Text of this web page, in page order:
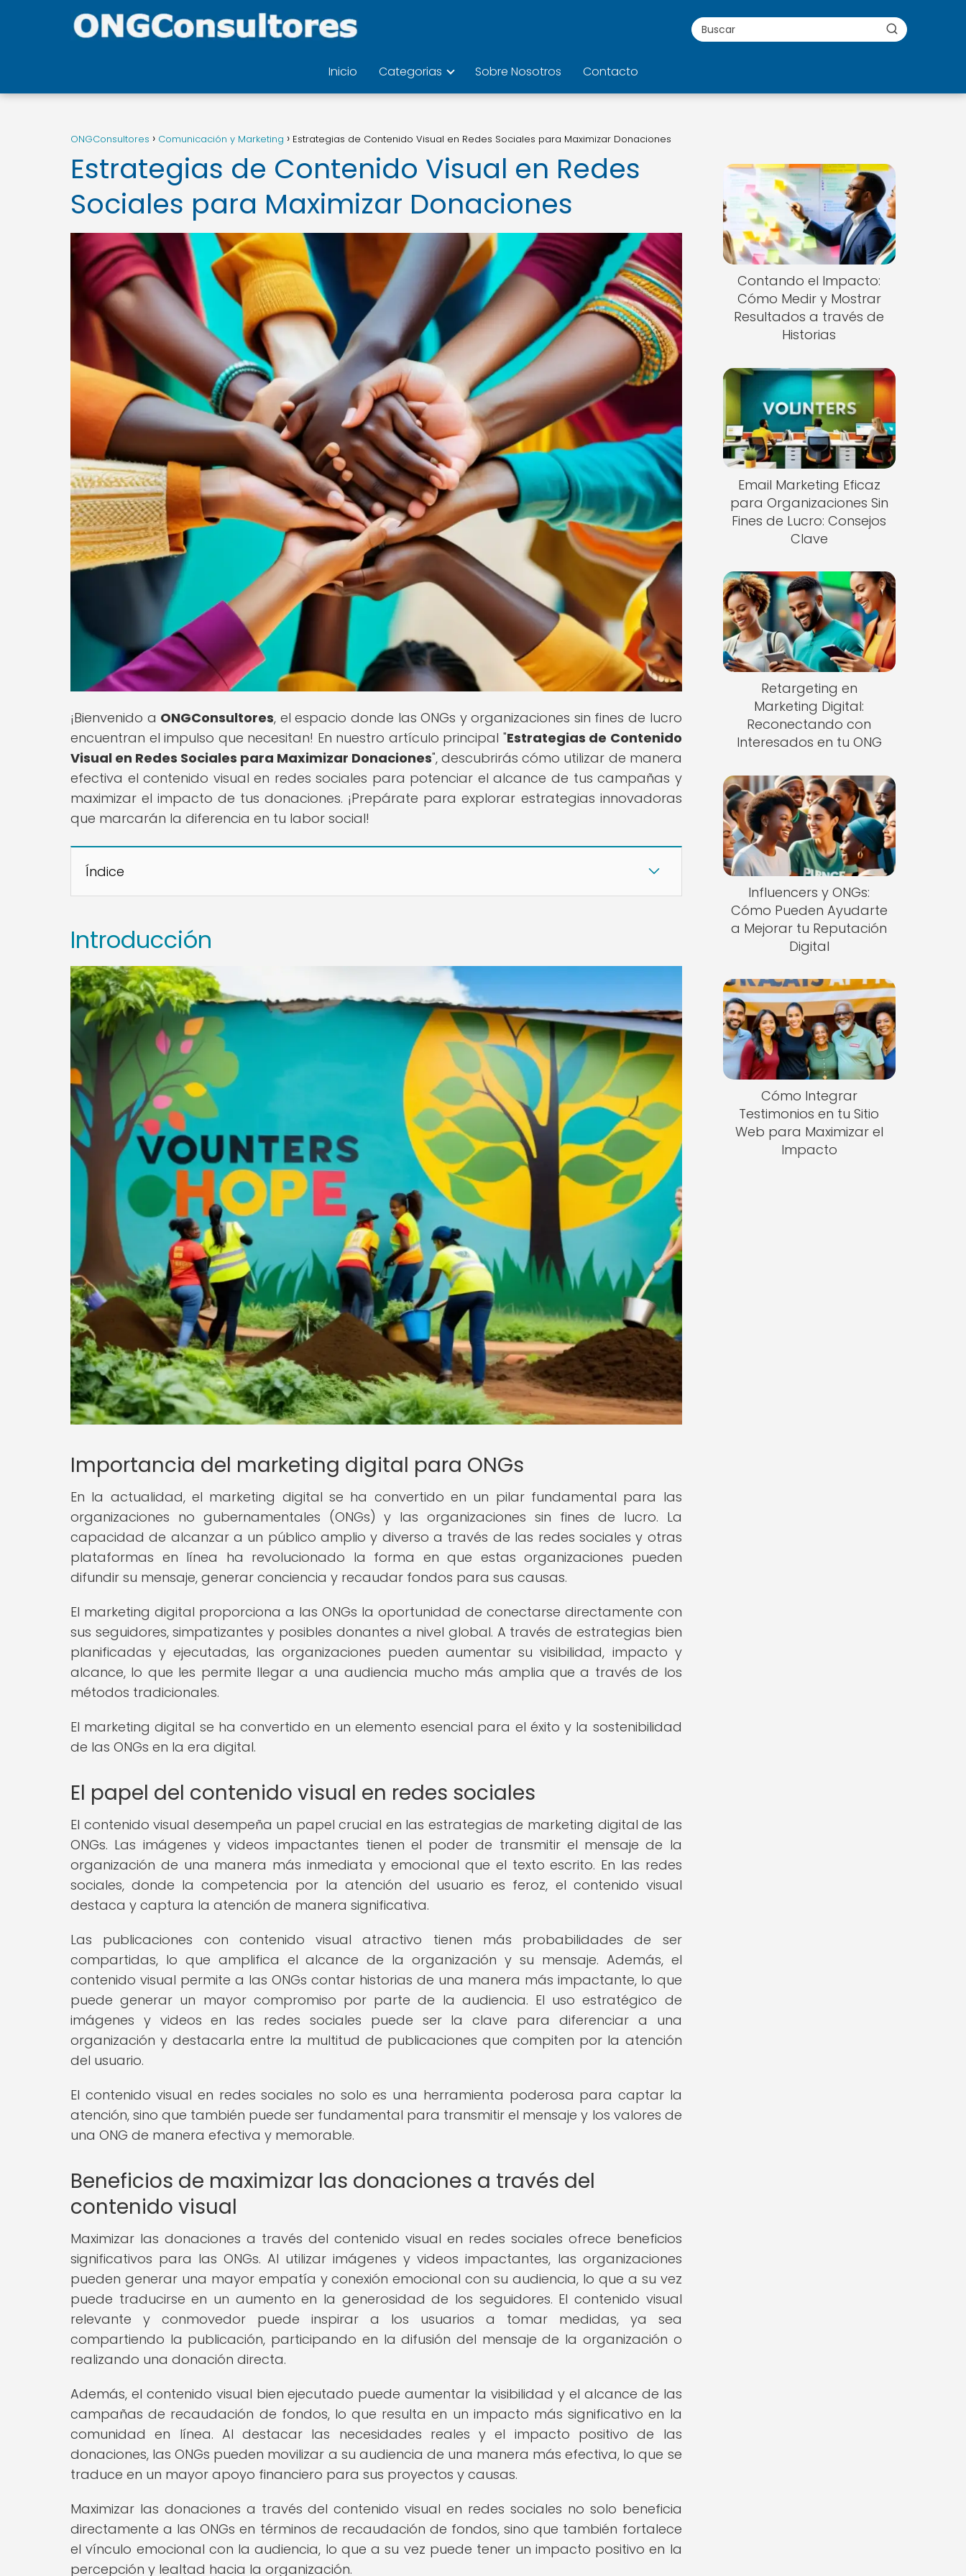
Inicio Categorias Sobre Nosotros Contacto
ONGConsultores Comunicación y Marketing Estrategias de Contenido Visual en Redes Sociales para Maximizar Donaciones
Estrategias de Contenido Visual en Redes
Sociales para Maximizar Donaciones
¡Bienvenido a ONGConsultores, el espacio donde las ONGs y organizaciones sin fines de lucro
encuentran el impulso que necesitan! En nuestro artículo principal "Estrategias de Contenido
Visual en Redes Sociales para Maximizar Donaciones", descubrirás cómo utilizar de manera
efectiva el contenido visual en redes sociales para potenciar el alcance de tus campañas y
maximizar el impacto de tus donaciones. ¡Prepárate para explorar estrategias innovadoras
que marcarán la diferencia en tu labor social!
Índice
Introducción
Importancia del marketing digital para ONGs
En la actualidad, el marketing digital se ha convertido en un pilar fundamental para las
organizaciones no gubernamentales (ONGs) y las organizaciones sin fines de lucro. La
capacidad de alcanzar a un público amplio y diverso a través de las redes sociales y otras
plataformas en línea ha revolucionado la forma en que estas organizaciones pueden
difundir su mensaje, generar conciencia y recaudar fondos para sus causas.
El marketing digital proporciona a las ONGs la oportunidad de conectarse directamente con
sus seguidores, simpatizantes y posibles donantes a nivel global. A través de estrategias bien
planificadas y ejecutadas, las organizaciones pueden aumentar su visibilidad, impacto y
alcance, lo que les permite llegar a una audiencia mucho más amplia que a través de los
métodos tradicionales.
El marketing digital se ha convertido en un elemento esencial para el éxito y la sostenibilidad
de las ONGs en la era digital.
El papel del contenido visual en redes sociales
El contenido visual desempeña un papel crucial en las estrategias de marketing digital de las
ONGs. Las imágenes y videos impactantes tienen el poder de transmitir el mensaje de la
organización de una manera más inmediata y emocional que el texto escrito. En las redes
sociales, donde la competencia por la atención del usuario es feroz, el contenido visual
destaca y captura la atención de manera significativa.
Las publicaciones con contenido visual atractivo tienen más probabilidades de ser
compartidas, lo que amplifica el alcance de la organización y su mensaje. Además, el
contenido visual permite a las ONGs contar historias de una manera más impactante, lo que
puede generar un mayor compromiso por parte de la audiencia. El uso estratégico de
imágenes y videos en las redes sociales puede ser la clave para diferenciar a una
organización y destacarla entre la multitud de publicaciones que compiten por la atención
del usuario.
El contenido visual en redes sociales no solo es una herramienta poderosa para captar la
atención, sino que también puede ser fundamental para transmitir el mensaje y los valores de
una ONG de manera efectiva y memorable.
Beneficios de maximizar las donaciones a través del
contenido visual
Maximizar las donaciones a través del contenido visual en redes sociales ofrece beneficios
significativos para las ONGs. Al utilizar imágenes y videos impactantes, las organizaciones
pueden generar una mayor empatía y conexión emocional con su audiencia, lo que a su vez
puede traducirse en un aumento en la generosidad de los seguidores. El contenido visual
relevante y conmovedor puede inspirar a los usuarios a tomar medidas, ya sea
compartiendo la publicación, participando en la difusión del mensaje de la organización o
realizando una donación directa.
Además, el contenido visual bien ejecutado puede aumentar la visibilidad y el alcance de las
campañas de recaudación de fondos, lo que resulta en un impacto más significativo en la
comunidad en línea. Al destacar las necesidades reales y el impacto positivo de las
donaciones, las ONGs pueden movilizar a su audiencia de una manera más efectiva, lo que se
traduce en un mayor apoyo financiero para sus proyectos y causas.
Maximizar las donaciones a través del contenido visual en redes sociales no solo beneficia
directamente a las ONGs en términos de recaudación de fondos, sino que también fortalece
el vínculo emocional con la audiencia, lo que a su vez puede tener un impacto positivo en la
percepción y lealtad hacia la organización.
Contando el Impacto:
Cómo Medir y Mostrar
Resultados a través de
Historias
Email Marketing Eficaz
para Organizaciones Sin
Fines de Lucro: Consejos
Clave
Retargeting en
Marketing Digital:
Reconectando con
Interesados en tu ONG
Influencers y ONGs:
Cómo Pueden Ayudarte
a Mejorar tu Reputación
Digital
Cómo Integrar
Testimonios en tu Sitio
Web para Maximizar el
Impacto